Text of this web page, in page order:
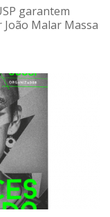
garantem
Malar Massa